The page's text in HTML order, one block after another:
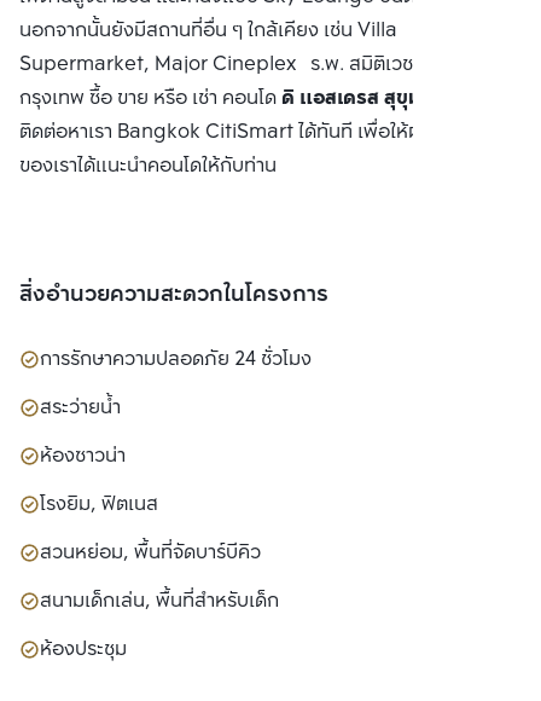
นอกจากนั้นยังมีสถานที่อื่น ๆ ใกล้เคียง เช่น Villa
Supermarket, Major Cineplex ร.พ. สมิติเวช มหาวิทยาลัย
กรุงเทพ ซื้อ ขาย หรือ เช่า คอนโดดิ แอสเดรส สุขุมวิท 28
ติดต่อหาเรา Bangkok CitiSmart ได้ทันที เพื่อให้ผู้เชี่ยวชาญ
ของเราได้แนะนำคอนโดให้กับท่าน
สิ่งอำนวยความสะดวกในโครงการ
การรักษาความปลอดภัย 24 ชั่วโมง
สระว่ายน้ำ
ห้องซาวน่า
โรงยิม, ฟิตเนส
สวนหย่อม, พื้นที่จัดบาร์บีคิว
สนามเด็กเล่น, พื้นที่สำหรับเด็ก
ห้องประชุม